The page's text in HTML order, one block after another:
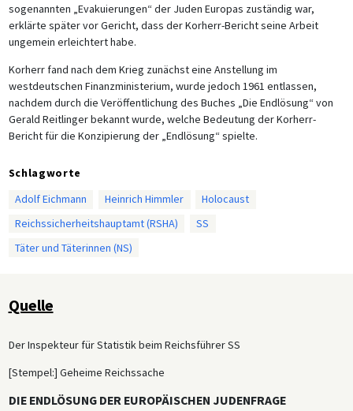
sogenannten „Evakuierungen“ der Juden Europas zuständig war,
erklärte später vor Gericht, dass der Korherr-Bericht seine Arbeit
ungemein erleichtert habe.
Korherr fand nach dem Krieg zunächst eine Anstellung im
westdeutschen Finanzministerium, wurde jedoch 1961 entlassen,
nachdem durch die Veröffentlichung des Buches „Die Endlösung“ von
Gerald Reitlinger bekannt wurde, welche Bedeutung der Korherr-
Bericht für die Konzipierung der „Endlösung“ spielte.
Schlagworte
Adolf Eichmann
Heinrich Himmler
Holocaust
Reichssicherheitshauptamt (RSHA)
SS
Täter und Täterinnen (NS)
Quelle
Der Inspekteur für Statistik beim Reichsführer SS
[Stempel:] Geheime Reichssache
DIE ENDLÖSUNG DER EUROPÄISCHEN JUDENFRAGE